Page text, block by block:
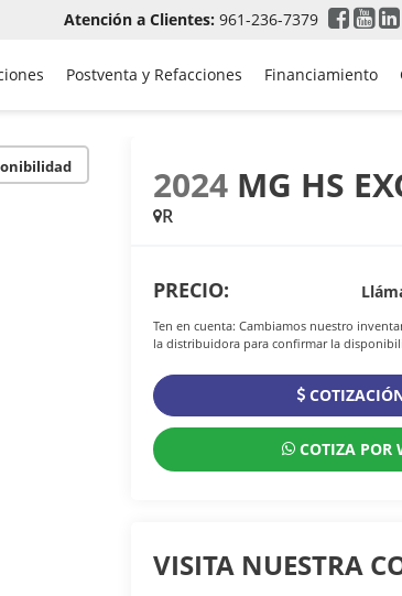
Atención a Clientes: 961-236-7379
Postventa y Refacciones Financiamiento
2024 MG HS
R
PRECIO:
Ten en cuenta: Cambiamos nuestro
la distribuidora para confirmar la
COTIZA POR
VISITA NUESTRA